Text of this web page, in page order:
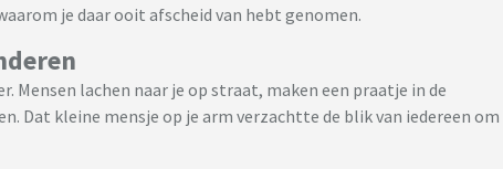
je daar ooit afscheid van hebt genomen.
Mensen lachen naar je op straat, maken een praatje in de
Dat kleine mensje op je arm verzachtte de blik van iedereen om